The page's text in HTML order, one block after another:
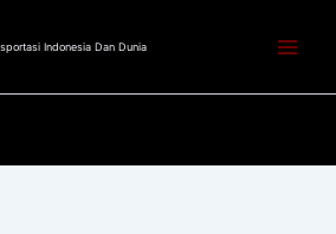
Indonesia Dan Dunia